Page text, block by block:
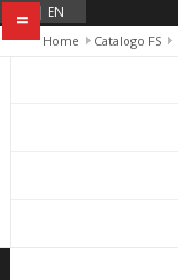
= | EN
Home
Catalogo FS